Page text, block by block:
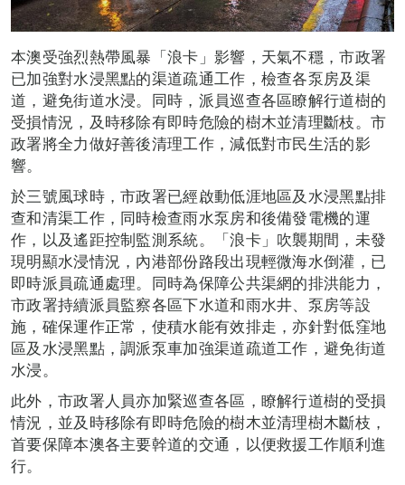
本澳受強烈熱帶風暴「浪卡」影響，天氣不穩，市政署
已加強對水浸黑點的渠道疏通工作，檢查各泵房及渠
道，避免街道水浸。同時，派員巡查各區瞭解行道樹的
受損情況，及時移除有即時危險的樹木並清理斷枝。市
政署將全力做好善後清理工作，減低對市民生活的影
響。
於三號風球時，市政署已經啟動低涯地區及水浸黑點排
查和清渠工作，同時檢查雨水泵房和後備發電機的運
作，以及遙距控制監測系統。「浪卡」吹襲期間，未發
現明顯水浸情況，內港部份路段出現輕微海水倒灌，已
即時派員疏通處理。同時為保障公共渠網的排洪能力，
市政署持續派員監察各區下水道和雨水井、泵房等設
施，確保運作正常，使積水能有效排走，亦針對低窪地
區及水浸黑點，調派泵車加強渠道疏道工作，避免街道
水浸。
此外，市政署人員亦加緊巡查各區，瞭解行道樹的受損
情況，並及時移除有即時危險的樹木並清理樹木斷枝，
首要保障本澳各主要幹道的交通，以便救援工作順利進
行。